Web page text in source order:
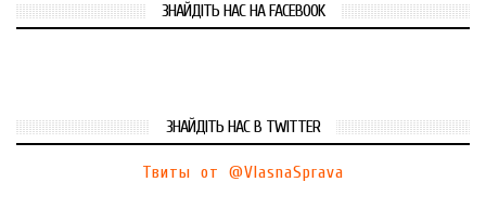
ЗНАЙДІТЬ НАС НА FACEBOOK
ЗНАЙДІТЬ НАС В TWITTER
Твиты от @VlasnaSprava